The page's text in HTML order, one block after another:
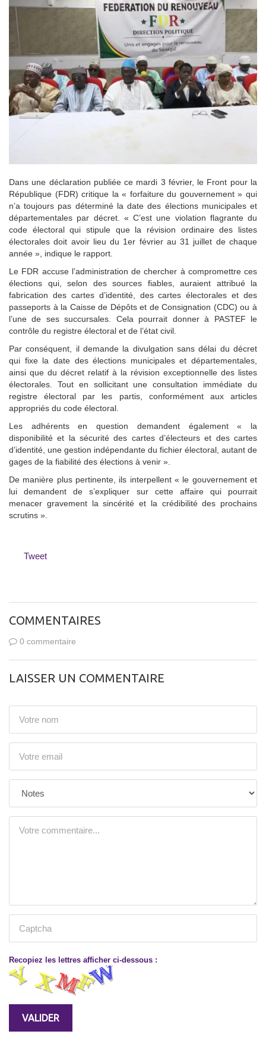
Dans une déclaration publiée ce mardi 3 février, le Front pour la
République (FDR) critique la « forfaiture du gouvernement » qui
n’a toujours pas déterminé la date des élections municipales et
départementales par décret. « C’est une violation flagrante du
code électoral qui stipule que la révision ordinaire des listes
électorales doit avoir lieu du 1er février au 31 juillet de chaque
année », indique le rapport.
Le FDR accuse l’administration de chercher à compromettre ces
élections qui, selon des sources fiables, auraient attribué la
fabrication des cartes d’identité, des cartes électorales et des
passeports à la Caisse de Dépôts et de Consignation (CDC) ou à
l’une de ses succursales. Cela pourrait donner à PASTEF le
contrôle du registre électoral et de l’état civil.
Par conséquent, il demande la divulgation sans délai du décret
qui fixe la date des élections municipales et départementales,
ainsi que du décret relatif à la révision exceptionnelle des listes
électorales. Tout en sollicitant une consultation immédiate du
registre électoral par les partis, conformément aux articles
appropriés du code électoral.
Les adhérents en question demandent également « la
disponibilité et la sécurité des cartes d’électeurs et des cartes
d’identité, une gestion indépendante du fichier électoral, autant de
gages de la fiabilité des élections à venir ».
De manière plus pertinente, ils interpellent « le gouvernement et
lui demandent de s’expliquer sur cette affaire qui pourrait
menacer gravement la sincérité et la crédibilité des prochains
scrutins ».
Tweet
COMMENTAIRES
0 commentaire
LAISSER UN COMMENTAIRE
Recopiez les lettres afficher ci-dessous :